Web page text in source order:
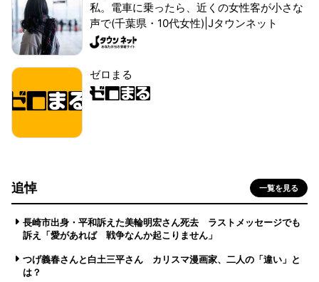
私。電車に乗ったら、近くの女性客が小さな
声で(千葉県・10代女性)|Jタウンネット
ゼロまる
追悼 一覧を見る
長崎市出身・平和訴えた美輪明宏さん死去 ラストメッセージでも
訴え「愛があれば 戦争なんか起こりません」
つげ義春さんと白土三平さん カリスマ漫画家、二人の「違い」と
は？